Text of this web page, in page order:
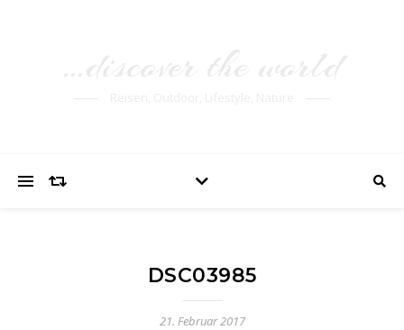
DSC03985
21. Februar 2017